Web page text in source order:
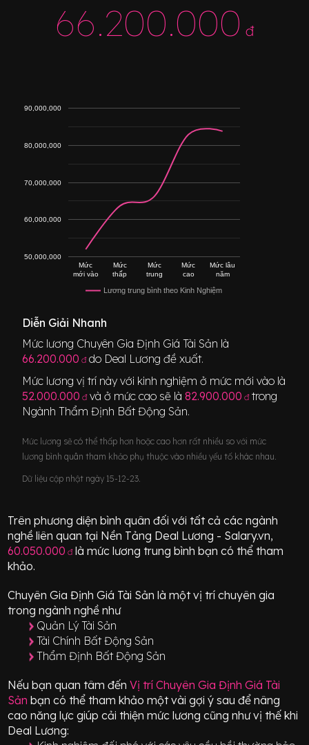
66.200.000 đ
Lương trung bình theo Kinh Nghiệm
Mức
mới vào
Mức
thấp
Mức
trung
Mức
cao
Mức lâu
năm
50,000,000
60,000,000
70,000,000
80,000,000
90,000,000
Diễn Giải Nhanh
Mức lương Chuyên Gia Định Giá Tài Sản là
66.200.000 đdo Deal Lương đề xuất.
Mức lương vị trí này với kinh nghiệm ở mức mới vào là
52.000.000 đ và ở mức cao sẽ là82.900.000 đ trong
NgànhThẩm Định Bất Động Sản.
Mức lương sẽ có thể thấp hơn hoặc cao hơn rất nhiều so với mức
lương bình quân tham khảo phụ thuộc vào nhiều yếu tố khác nhau.
Dữ liệu cập nhật ngày 15-12-23.
Trên phương diện bình quân đối với tất cả các ngành
nghề liên quan tại Nền Tảng Deal Lương - Salary.vn,
60.050.000 đlà mức lương trung bình bạn có thể tham
khảo.
Chuyên Gia Định Giá Tài Sản là một vị tríchuyên gia
trong ngành nghề như
Quản Lý Tài Sản
Tài Chính Bất Động Sản
Thẩm Định Bất Động Sản
Nếu bạn quan tâm đến Vị tríChuyên Gia Định Giá Tài
Sản bạn có thể tham khảo một vài gợi ý sau để nâng
cao năng lực giúp cải thiện mức lương cũng như vị thế khi
Deal Lương: